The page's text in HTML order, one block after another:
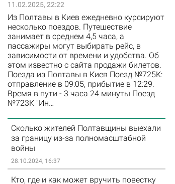
11.02.2025, 22:22
Из Полтавы в Киев ежедневно курсируют
несколько поездов. Путешествие
занимает в среднем 4,5 часа, а
пассажиры могут выбирать рейс, в
зависимости от времени и удобства. Об
этом известно с сайта продажи билетов.
Поезда из Полтавы в Киев Поезд №725К:
отправление в 09:05, прибытие в 12:29.
Время в пути - 3 часа 24 минуты Поезд
№723К "Ин…
Сколько жителей Полтавщины выехали
за границу из-за полномасштабной
войны
28.10.2024, 16:37
Кто, где и как может вручить повестку